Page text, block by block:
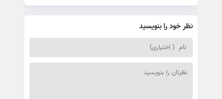
نظر خود را بنویسید